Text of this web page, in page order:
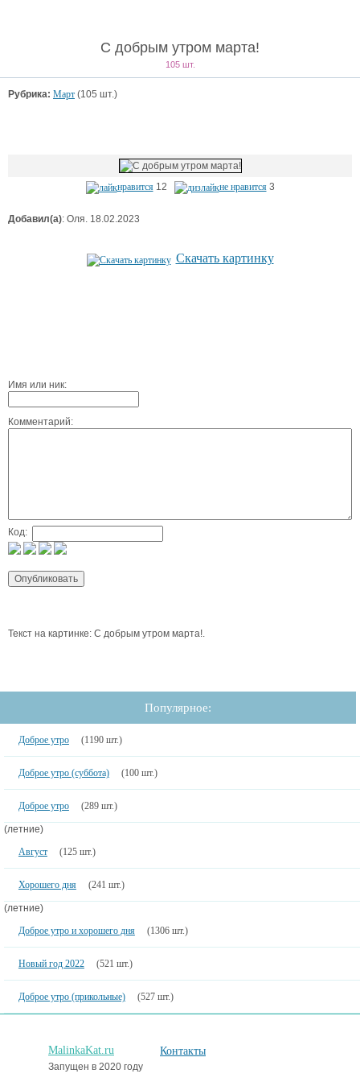
С добрым утром марта!
105 шт.
Рубрика: Март (105 шт.)
нравится 12 не нравится 3
Добавил(а): Оля. 18.02.2023
Скачать картинку
Имя или ник:
Комментарий:
Код:
Текст на картинке: С добрым утром марта!.
Популярное:
Доброе утро (1190 шт.)
Доброе утро (суббота) (100 шт.)
Доброе утро (289 шт.)
(летние)
Август
(125 шт.)
Хорошего дня (241 шт.)
(летние)
Доброе утро и хорошего дня
(1306 шт.)
Новый год 2022 (521 шт.)
Доброе утро (прикольные) (527 шт.)
MalinkaKat.ru
Запущен в 2020 году
Контакты